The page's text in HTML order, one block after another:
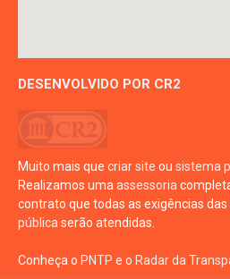
DESENVOLVIDO POR CR2
Muito mais que criar site ou sistema
Realizamos uma assessoria
contrato que todas as exigências das
pública serão atendidas.
Conheça o PNTP e o Radar da